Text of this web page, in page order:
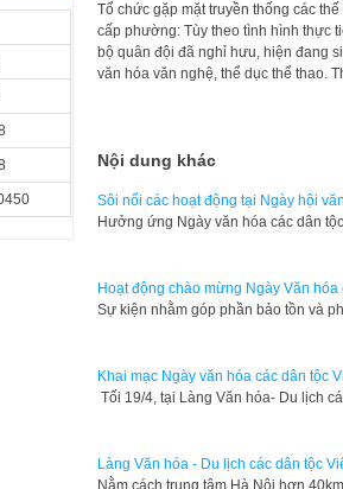
Tổ chức gặp mặt truyền thống các
cấp phường: Tùy theo tình hình thực
bộ quân đội đã nghỉ hưu, hiện đang
văn hóa văn nghệ, thể dục thể thao.
Nội dung khác
Sôi nổi các hoạt động tại Ngày hội
Hưởng ứng Ngày văn hóa các dân
Hoạt động chào mừng Ngày Văn hóa
Sự kiện nhằm góp phần bảo tồn và
Khai mạc Ngày văn hóa các dân tộc
Tối 19/4, tại Làng Văn hóa- Du lịch
Làng Văn hóa - Du lịch các dân tộc